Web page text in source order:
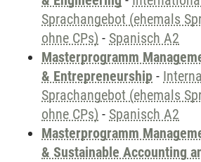
Sprachangebot (ehemals
ohne CPs) - Spanisch A2
Masterprogramm
& Entrepreneurship -
Sprachangebot (ehemals
ohne CPs) - Spanisch A2
Masterprogramm
& Sustainable Accounting